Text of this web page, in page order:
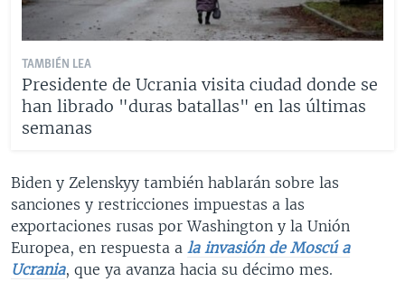
TAMBIÉN LEA
Presidente de Ucrania visita ciudad donde se
han librado "duras batallas" en las últimas
semanas
Biden y Zelenskyy también hablarán sobre las
sanciones y restricciones impuestas a las
exportaciones rusas por Washington y la Unión
Europea, en respuesta a la invasión de Moscú a
Ucrania, que ya avanza hacia su décimo mes.